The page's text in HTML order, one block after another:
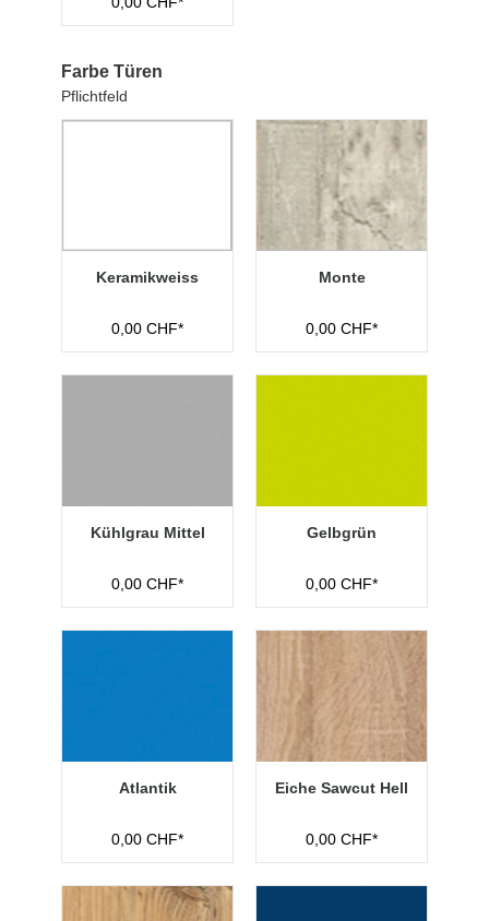
Farbe Türen
Pflichtfeld
Keramikweiss
0,00 CHF*
Monte
0,00 CHF*
Kühlgrau Mittel
0,00 CHF*
Gelbgrün
0,00 CHF*
Atlantik
0,00 CHF*
Eiche Sawcut Hell
0,00 CHF*